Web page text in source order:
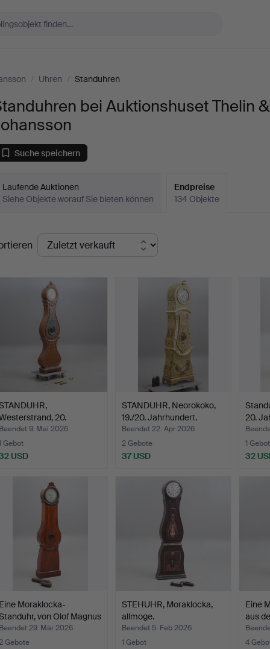
/ Uhren / Standuhren
bei Auktionshuset Thelin &
Suche speichern
Laufende Auktionen
Siehe Objekte worauf Sie bieten können
Endpreise
134 Objekte
20.
9. Mai 2026
Gebot
USD
STANDUHR, Neorokoko,
19./20. Jahrhundert.
Beendet 22. Apr 2026
2 Gebote
37 USD
20.
1 Gebot
32
Moraklocka-
von Olof Magnus
29. Mär 2026
Gebote
STEHUHR, Moraklocka,
allmoge.
Beendet 5. Feb 2026
1 Gebot
Eine
aus
4